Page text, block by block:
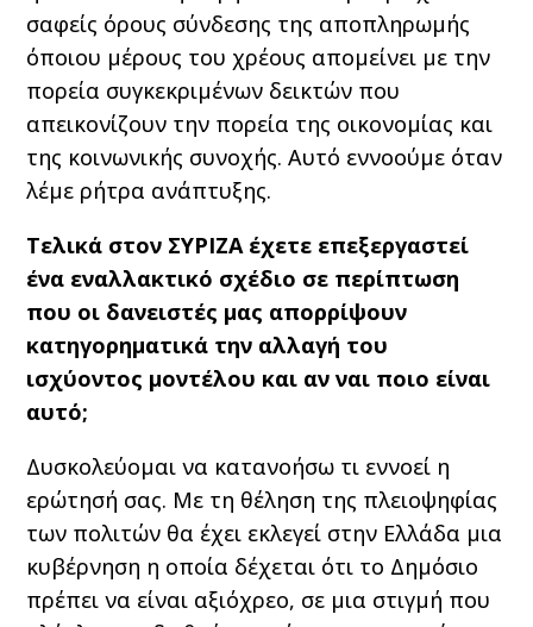
σαφείς όρους σύνδεσης της αποπληρωμής
όποιου μέρους του χρέους απομείνει με την
πορεία συγκεκριμένων δεικτών που
απεικονίζουν την πορεία της οικονομίας και
της κοινωνικής συνοχής. Αυτό εννοούμε όταν
λέμε ρήτρα ανάπτυξης.
Τελικά στον ΣΥΡΙΖΑ έχετε επεξεργαστεί
ένα εναλλακτικό σχέδιο σε περίπτωση
που οι δανειστές μας απορρίψουν
κατηγορηματικά την αλλαγή του
ισχύοντος μοντέλου και αν ναι ποιο είναι
αυτό;
Δυσκολεύομαι να κατανοήσω τι εννοεί η
ερώτησή σας. Με τη θέληση της πλειοψηφίας
των πολιτών θα έχει εκλεγεί στην Ελλάδα μια
κυβέρνηση η οποία δέχεται ότι το Δημόσιο
πρέπει να είναι αξιόχρεο, σε μια στιγμή που